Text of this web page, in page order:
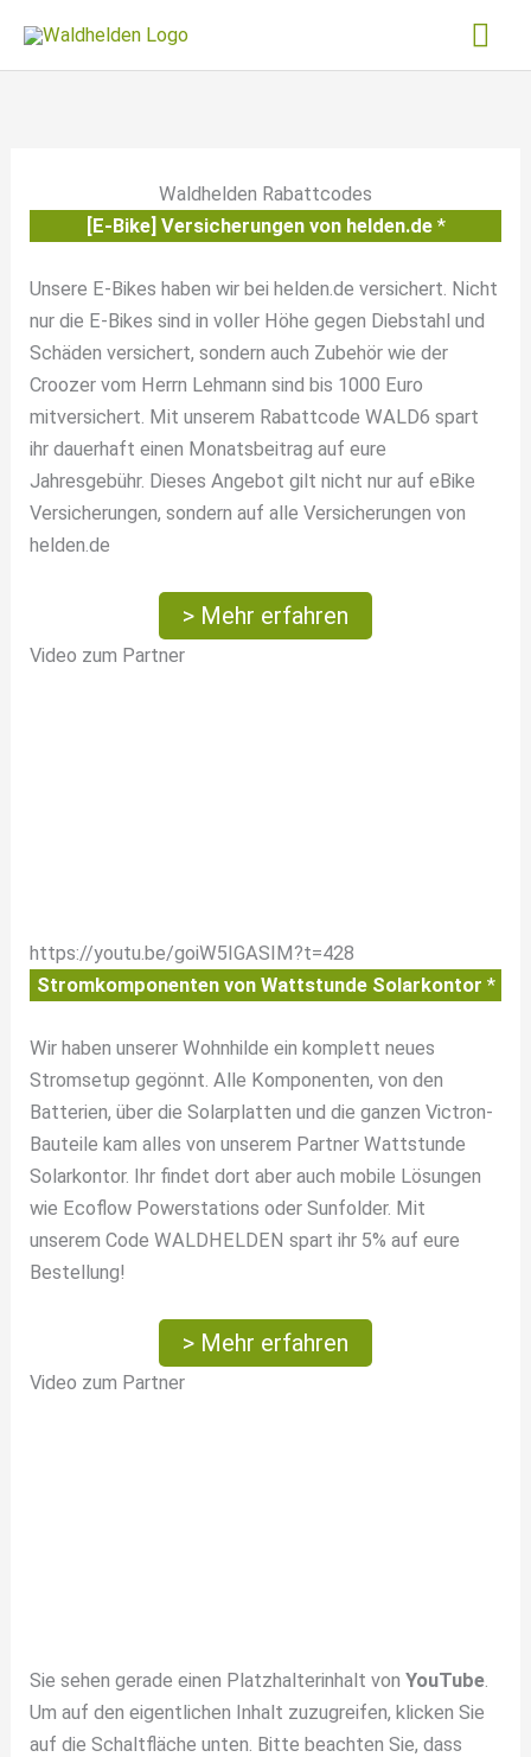
Inhalt
springen
Waldhelden Rabattcodes
[E-Bike] Versicherungen von helden.de*
Unsere E-Bikes haben wir bei helden.de versichert. Nicht
nur die E-Bikes sind in voller Höhe gegen Diebstahl und
Schäden versichert, sondern auch Zubehör wie der
Croozer vom Herrn Lehmann sind bis 1000 Euro
mitversichert. Mit unserem Rabattcode WALD6 spart
ihr dauerhaft einen Monatsbeitrag auf eure
Jahresgebühr. Dieses Angebot gilt nicht nur auf eBike
Versicherungen, sondern auf alle Versicherungen von
helden.de
> Mehr erfahren
Video zum Partner
https://youtu.be/goiW5IGASIM?t=428
Stromkomponenten von Wattstunde Solarkontor *
Wir haben unserer Wohnhilde ein komplett neues
Stromsetup gegönnt. Alle Komponenten, von den
Batterien, über die Solarplatten und die ganzen Victron-
Bauteile kam alles von unserem Partner Wattstunde
Solarkontor. Ihr findet dort aber auch mobile Lösungen
wie Ecoflow Powerstations oder Sunfolder. Mit
unserem Code WALDHELDEN spart ihr 5% auf eure
Bestellung!
> Mehr erfahren
Video zum Partner
Sie sehen gerade einen Platzhalterinhalt vonYouTube.
Um auf den eigentlichen Inhalt zuzugreifen, klicken Sie
auf die Schaltfläche unten. Bitte beachten Sie, dass